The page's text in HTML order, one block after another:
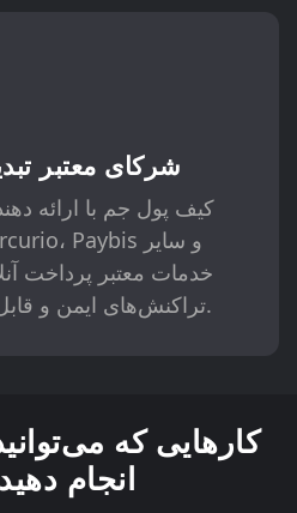
شرکای معتبر
کیف پول جم با ارائه
خدمات معتبر پرداخت
تراکنش‌های ایمن و قابل اعتماد را تضمین کند.
کارهایی که
ADA انجام دهید